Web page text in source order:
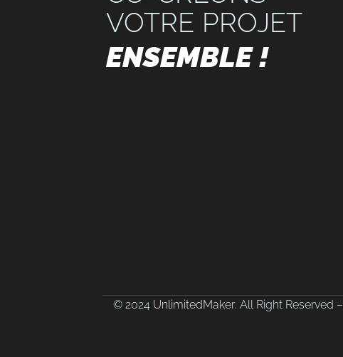
VOTRE PROJET
ENSEMBLE !
© 2024 UnlimitedMaker. All Right Reserved –